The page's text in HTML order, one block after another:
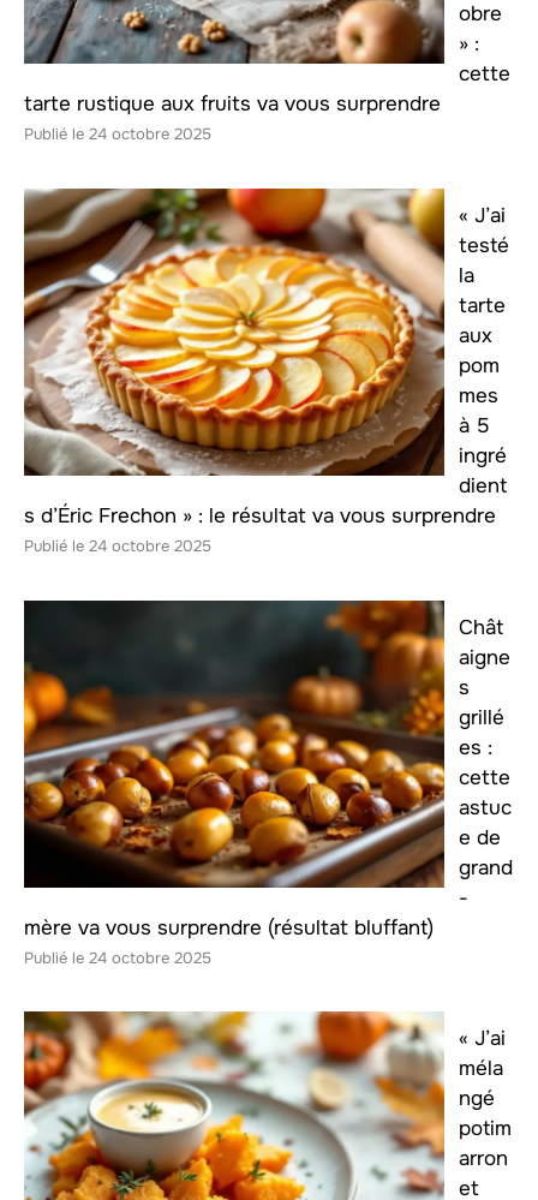
obre
» :
cette
tarte rustique aux fruits va vous surprendre
24 octobre 2025
« J’ai
testé
la
tarte
aux
pom
mes
à 5
ingré
dient
s d’Éric Frechon » : le résultat va vous surprendre
24 octobre 2025
Chât
aigne
s
grillé
es :
cette
astuc
e de
grand
-
mère va vous surprendre (résultat bluffant)
24 octobre 2025
« J’ai
méla
ngé
potim
arron
et